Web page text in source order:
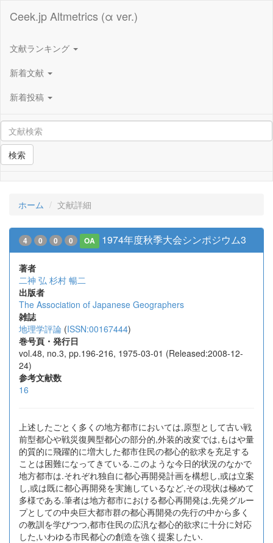
Ceek.jp Altmetrics (α ver.)
文献ランキング
新着文献
新着投稿
検索
ホーム 文献詳細
4 0 0 0 OA 1974年度秋季大会シンポジウム3
著者
二神 弘 杉村 暢二
出版者
The Association of Japanese Geographers
雑誌
地理学評論 (ISSN:00167444)
巻号頁・発行日
vol.48, no.3, pp.196-216, 1975-03-01 (Released:2008-12-
24)
参考文献数
16
上述したごとく多くの地方都市においては,原型として古い戦
前型都心や戦災復興型都心の部分的,外装的改変では,もはや量
的質的に飛躍的に増大した都市住民の都心的欲求を充足する
ことは困難になってきている.このような今日的状況のなかで
地方都市は.それぞれ独自に都心再開発計画を構想し,或は立案
し,或は既に都心再開発を実施しているなど,その現状は極めて
多様である.筆者は地方都市における都心再開発は,先発グルー
プとしての中央巨大都市群の都心再開発の先行の中から多く
の教訓を学びつつ,都市住民の広汎な都心的欲求に十分に対応
した,いわゆる市民都心の創造を強く提案したい.